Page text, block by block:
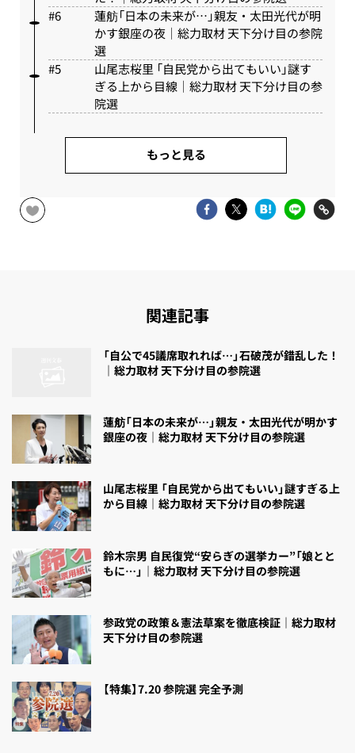
蓮舫「日本の未来が…」親友・太田光代が明
かす銀座の夜｜総力取材 天下分け目の参院
選
山尾志桜里 「自民党から出てもいい」謎す
ぎる上から目線｜総力取材 天下分け目の参
院選
もっと見る
関連記事
「自公で45議席取れれば…」石破茂が錯乱した！
｜総力取材 天下分け目の参院選
蓮舫「日本の未来が…」親友・太田光代が明かす
銀座の夜｜総力取材 天下分け目の参院選
山尾志桜里 「自民党から出てもいい」謎すぎる上
から目線｜総力取材 天下分け目の参院選
鈴木宗男 自民復党“安らぎの選挙カー”「娘とと
もに…」｜総力取材 天下分け目の参院選
参政党の政策＆憲法草案を徹底検証｜総力取材
天下分け目の参院選
【特集】7.20 参院選 完全予測